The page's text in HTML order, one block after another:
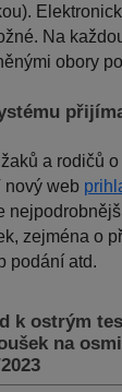
Na
obory
a rodičů
nový web
zejména o
podání atd.
k ostrým
na